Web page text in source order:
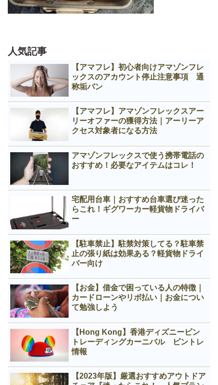
人気記事
【アマフレ】初心者向けアマゾンフレ
ックスのアカウント停止注意事項 通
称垢バン
【アマフレ】アマゾンフレックスアー
リーオファーの獲得方法｜アーリーア
クセス対象者になる方法
アマゾンフレックスで使う携帯電話の
おすすめ！必要なアイテムはコレ！
宅配用台車｜おすすめ台車選び迷った
らこれ！ギグワーカー軽貨物ドライバ
ー
【駐車禁止】駐禁対策してる？駐車禁
止の張り紙は効果ある？軽貨物ドライ
バー向け
【お金】借金で困っている人の特徴｜
カードローンやリボ払い｜お金につい
て勉強しよう
【Hong Kong】香港ディズニーピン
トレーディングカーニバル ピントレ
情報
【2023年版】厳選おすすめアウトドア